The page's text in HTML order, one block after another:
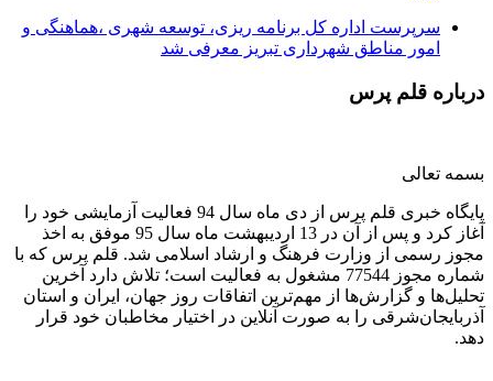
سرپرست اداره کل برنامه ریزی، توسعه شهری ،هماهنگی و
امور مناطق شهرداری تبریز معرفی شد
درباره قلم پرس
بسمه تعالی
پایگاه خبری قلم پرس از دی ماه سال 94 فعالیت آزمایشی خود را
آغاز کرد و پس از آن در 13 اردیبهشت ماه سال 95 موفق به اخذ
مجوز رسمی از وزارت فرهنگ و ارشاد اسلامی شد. قلم پرس که با
شماره مجوز 77544 مشغول به فعالیت است؛ تلاش دارد آخرین
تحلیل‌ها و گزارش‌ها از مهم‌ترین اتفاقات روز جهان، ایران و استان
آذربایجان‌شرقی را به صورت آنلاین در اختیار مخاطبان خود قرار
دهد.